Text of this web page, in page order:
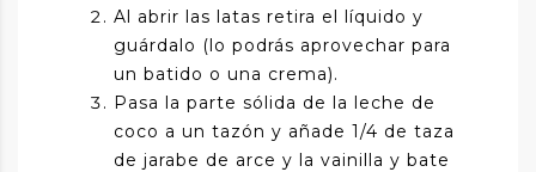
Al abrir las latas retira el líquido y
guárdalo (lo podrás aprovechar para
un batido o una crema).
Pasa la parte sólida de la leche de
coco a un tazón y añade 1/4 de taza
de jarabe de arce y la vainilla y bate